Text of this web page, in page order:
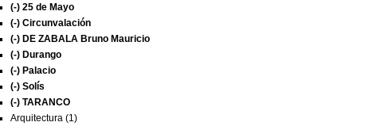
(-) 25 de Mayo
(-) Circunvalación
(-) DE ZABALA Bruno Mauricio
(-) Durango
(-) Palacio
(-) Solís
(-) TARANCO
Arquitectura (1)